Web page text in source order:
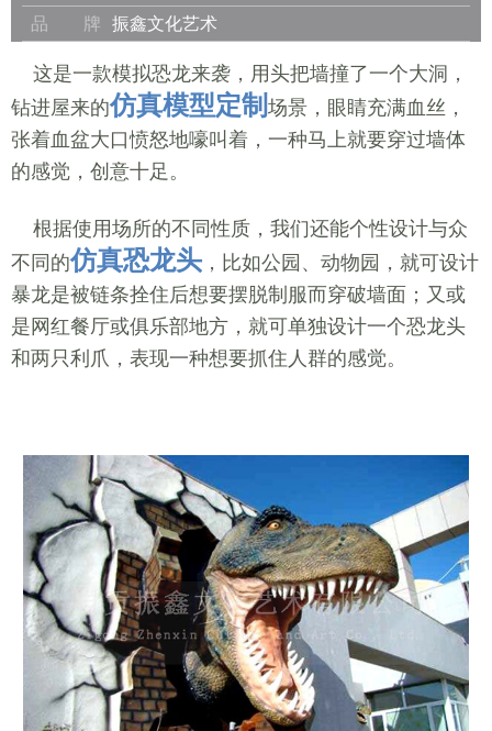
品 牌
振鑫文化艺术
这是一款模拟恐龙来袭，用头把墙撞了一个大洞，
钻进屋来的仿真模型定制 场景，眼睛充满血丝，
张着血盆大口愤怒地嚎叫着，一种马上就要穿过墙体
的感觉，创意十足。
根据使用场所的不同性质，我们还能个性设计与众
不同的仿真恐龙头，比如公园、动物园，就可设计
暴龙是被链条拴住后想要摆脱制服而穿破墙面；又或
是网红餐厅或俱乐部地方，就可单独设计一个恐龙头
和两只利爪，表现一种想要抓住人群的感觉。